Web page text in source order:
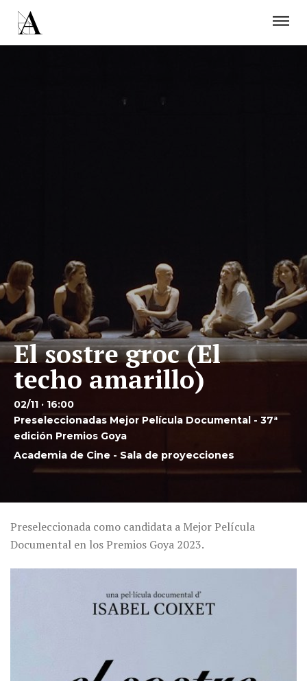
El sostre groc (El
techo amarillo)
02/11 · 16:00
Preseleccionadas Mejor Película Documental - 37ª
edición Premios Goya
Academia de Cine - Sala de proyecciones
Preseleccionada como candidata a Mejor Película
Documental en los Premios Goya 2023.
ÚNETE A LA ACADEMIA DE CINE